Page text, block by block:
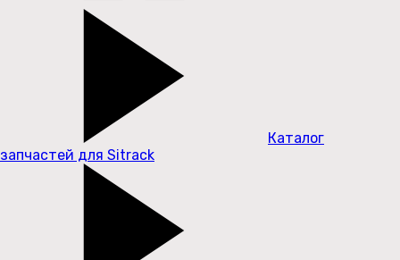
Каталог
запчастей для Sitrack